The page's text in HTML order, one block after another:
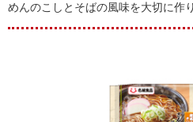
めんのこしとそばの風味を大切に作